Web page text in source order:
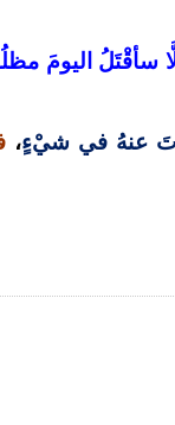
سأقْتَلُ اليومَ
عنهُ في شيْءٍ،